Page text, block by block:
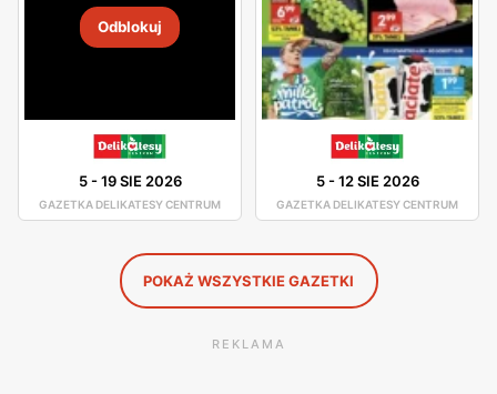
W asortymencie dostępne są artykuły spożywcze oraz
chemia gospodarcza od pewnych producentów, którzy
gwarantują Ci dobrą jakość swoich produktów. Świeże
chrupiące pieczywo, smaczne owoce i warzywa, wyborne
mięsa oraz ryby - to wszystko znajdziesz w Delikatesach
Centrum. Duża ilość tych sklepów sprawia, że nawet nie
musisz wsiadać w samochód, by pójść na zakupy, gdyż
jest ogromne prawdopodobieństwo, że sklep Delikatesy
Centrum znajduje się w niedalekiej odległości od Ciebie.
Odblokuj
5-19 SIE 2026
GAZETKA DELIKATESY CENTRUM
5-12 SIE 2026
GAZETKA DELIKATESY CENTRUM
POKAŻ WSZYSTKIE GAZETKI
REKLAMA